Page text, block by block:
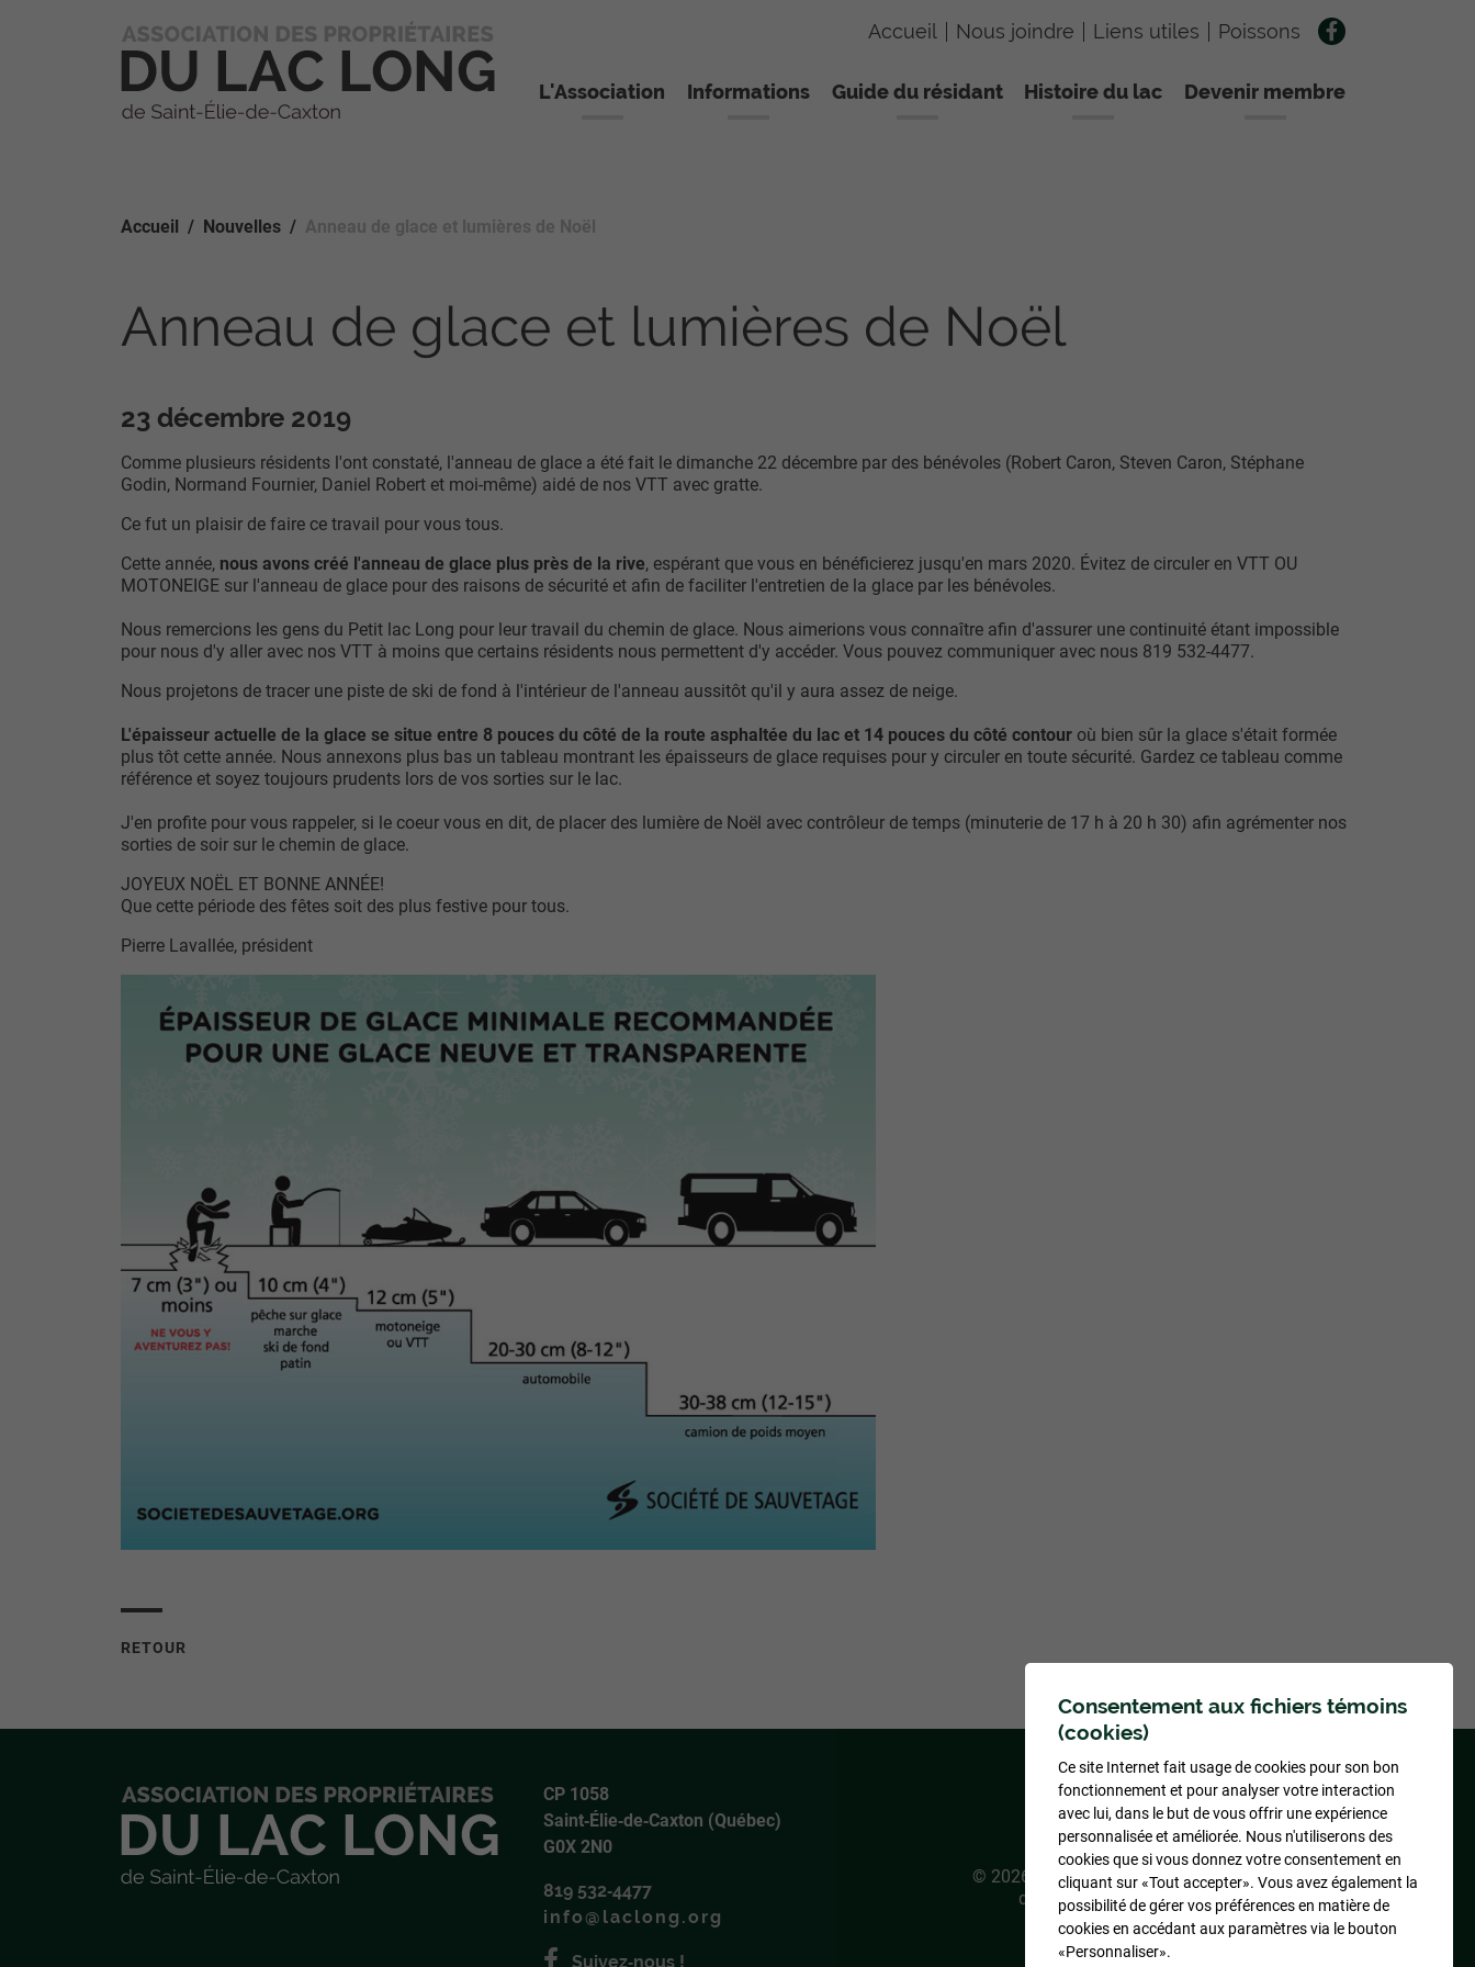
Accueil Nous joindre Liens utiles Poissons
L'Association Informations Guide du résidant Histoire du lac Devenir membre
Accueil Nouvelles Anneau de glace et lumières de Noël
Anneau de glace et lumières de Noël
23 décembre 2019
Comme plusieurs résidents l'ont constaté, l'anneau de glace a été fait le dimanche 22 décembre par des bénévoles (Robert Caron, Steven Caron, Stéphane
Godin, Normand Fournier, Daniel Robert et moi-même) aidé de nos VTT avec gratte.
Ce fut un plaisir de faire ce travail pour vous tous.
Cette année, nous avons créé l'anneau de glace plus près de la rive, espérant que vous en bénéficierez jusqu'en mars 2020. Évitez de circuler en VTT OU
MOTONEIGE sur l'anneau de glace pour des raisons de sécurité et afin de faciliter l'entretien de la glace par les bénévoles.
Nous remercions les gens du Petit lac Long pour leur travail du chemin de glace. Nous aimerions vous connaître afin d'assurer une continuité étant impossible
pour nous d'y aller avec nos VTT à moins que certains résidents nous permettent d'y accéder. Vous pouvez communiquer avec nous 819 532-4477.
Nous projetons de tracer une piste de ski de fond à l'intérieur de l'anneau aussitôt qu'il y aura assez de neige.
L'épaisseur actuelle de la glace se situe entre 8 pouces du côté de la route asphaltée du lac et 14 pouces du côté contour où bien sûr la glace s'était formée
plus tôt cette année. Nous annexons plus bas un tableau montrant les épaisseurs de glace requises pour y circuler en toute sécurité. Gardez ce tableau comme
référence et soyez toujours prudents lors de vos sorties sur le lac.
J'en profite pour vous rappeler, si le coeur vous en dit, de placer des lumière de Noël avec contrôleur de temps (minuterie de 17 h à 20 h 30) afin agrémenter nos
sorties de soir sur le chemin de glace.
JOYEUX NOËL ET BONNE ANNÉE!
Que cette période des fêtes soit des plus festive pour tous.
Pierre Lavallée, président
RETOUR
CP 1058
Saint‑Élie‑de‑Caxton (Québec)
G0X 2N0
819 532‑4477
info@laclong.org
Suivez‑nous !
Conception&
Hébergement
ADN communication
© 2026
Association des propriétaires du lac Long
de Saint-Élie-de-Caxton, tous droits réservés
Gérer mes témoins (cookies)
Consentement aux fichiers témoins
(cookies)
Ce site Internet fait usage de cookies pour son bon
fonctionnement et pour analyser votre interaction
avec lui, dans le but de vous offrir une expérience
personnalisée et améliorée. Nous n'utiliserons des
cookies que si vous donnez votre consentement en
cliquant sur «Tout accepter». Vous avez également la
possibilité de gérer vos préférences en matière de
cookies en accédant aux paramètres via le bouton
«Personnaliser».